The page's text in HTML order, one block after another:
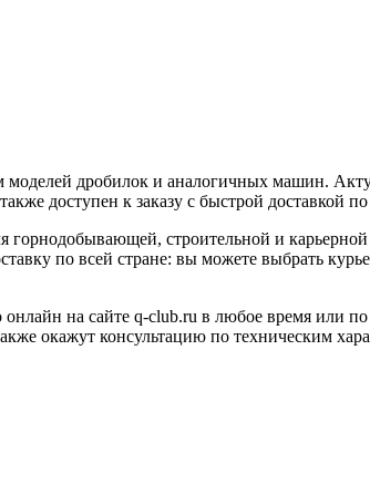
дробилок и аналогичных машин.
доступен к заказу с быстрой доставкой
строительной и
по всей стране: вы можете выбрать
на сайте q-club.ru в любое время или
окажут консультацию по техническим